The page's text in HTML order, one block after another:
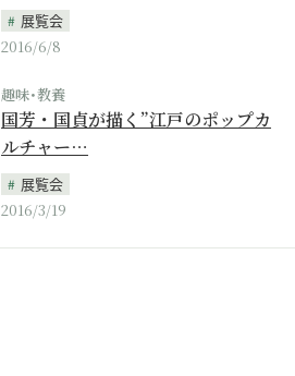
展覧会
2016/6/8
趣味･教養
国芳・国貞が描く”江戸のポップカ
ルチャー…
展覧会
2016/3/19